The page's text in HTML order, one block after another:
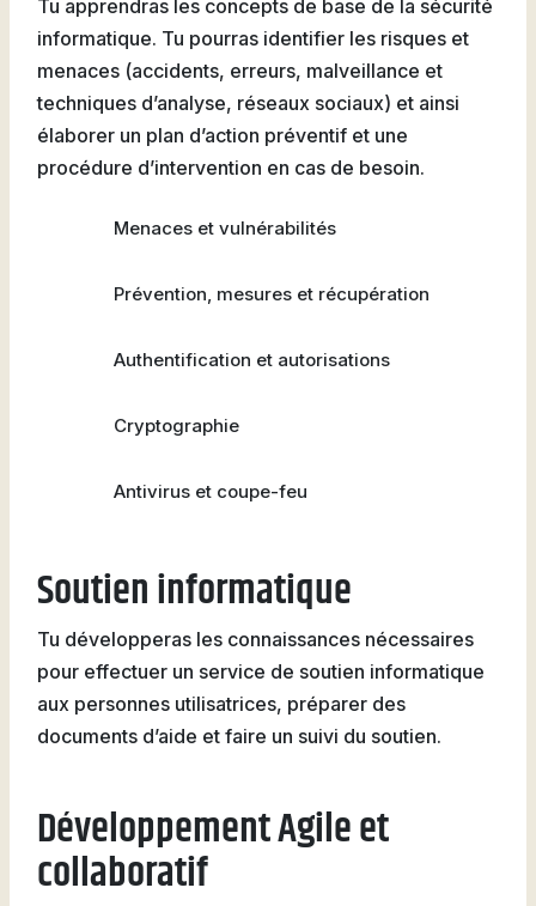
Tu apprendras les concepts de base de la sécurité
informatique. Tu pourras identifier les risques et
menaces (accidents, erreurs, malveillance et
techniques d’analyse, réseaux sociaux) et ainsi
élaborer un plan d’action préventif et une
procédure d’intervention en cas de besoin.
Menaces et vulnérabilités
Prévention, mesures et récupération
Authentification et autorisations
Cryptographie
Antivirus et coupe-feu
Soutien informatique
Tu développeras les connaissances nécessaires
pour effectuer un service de soutien informatique
aux personnes utilisatrices, préparer des
documents d’aide et faire un suivi du soutien.
Développement Agile et
collaboratif